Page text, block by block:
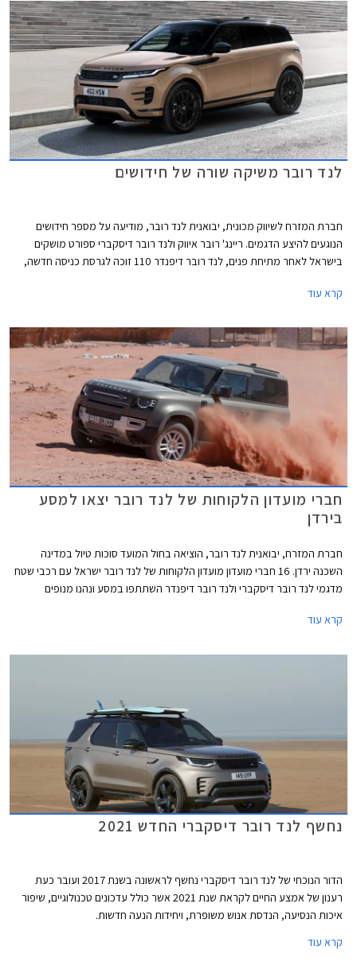
לנד רובר משיקה שורה של חידושים
חברת המזרח לשיווק מכונית, יבואנית לנד רובר, מודיעה על מספר חידושים
הנוגעים להיצע הדגמים. ריינג' רובר איווק ולנד רובר דיסקברי ספורט מושקים
בישראל לאחר מתיחת פנים, לנד רובר דיפנדר 110 זוכה לגרסת כניסה חדשה,
21 ביוני ותציע הנחות ממחיר המחירון לצד הטבות מימון וטרייד-אין.
קרא עוד
חברי מועדון הלקוחות של לנד רובר יצאו למסע
בירדן
חברת המזרח, יבואנית לנד רובר, הוציאה בחול המועד סוכות טיול במדינה
השכנה ירדן. 16 חברי מועדון מועדון הלקוחות של לנד רובר ישראל עם רכבי שטח
מדגמי לנד רובר דיסקברי ולנד רובר דיפנדר השתתפו במסע ונהנו מנופים
קרא עוד
נחשף לנד רובר דיסקברי החדש 2021
הדור הנוכחי של לנד רובר דיסקברי נחשף לראשונה בשנת 2017 ועובר כעת
רענון של אמצע החיים לקראת שנת 2021 אשר כולל עדכונים טכנולוגיים, שיפור
איכות הנסיעה, הנדסת אנוש משופרת, ויחידות הנעה חדשות.
קרא עוד